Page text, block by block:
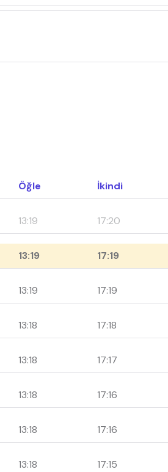
Öğle İkindi
13:19 17:20
13:19 17:19
13:19 17:19
13:18 17:18
13:18 17:17
13:18 17:16
13:18 17:16
13:18 17:15